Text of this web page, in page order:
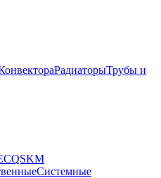
РадиаторыТрубы и
QSKM
Системные